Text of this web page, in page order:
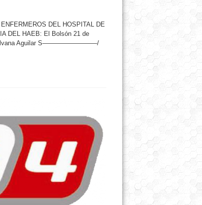
DEL HOSPITAL DE
DEL HAEB: El Bolsón 21 de
Silvana Aguilar S————————–/